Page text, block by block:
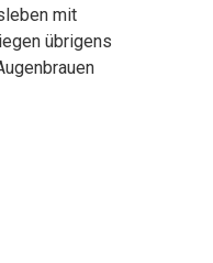
mit
übrigens